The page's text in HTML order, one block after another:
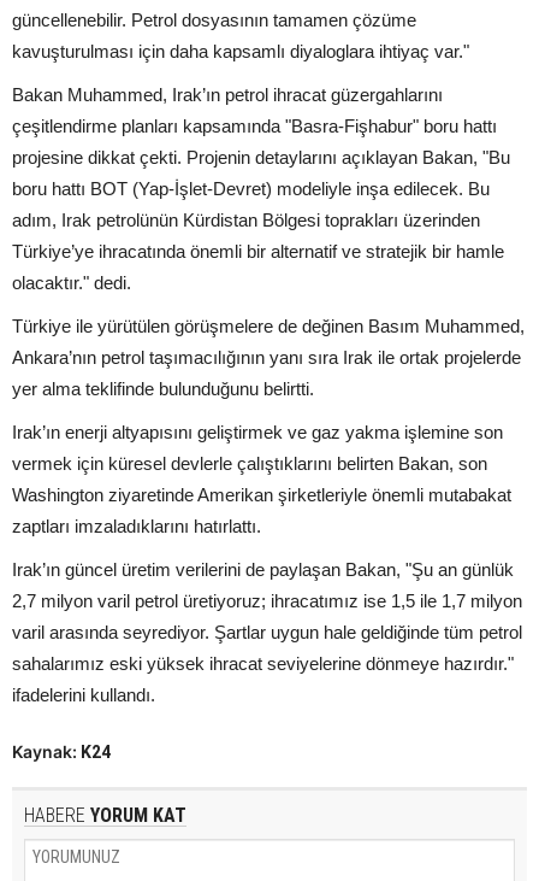
güncellenebilir. Petrol dosyasının tamamen çözüme
kavuşturulması için daha kapsamlı diyaloglara ihtiyaç var."
Bakan Muhammed, Irak’ın petrol ihracat güzergahlarını
çeşitlendirme planları kapsamında "Basra-Fişhabur" boru hattı
projesine dikkat çekti. Projenin detaylarını açıklayan Bakan, "Bu
boru hattı BOT (Yap-İşlet-Devret) modeliyle inşa edilecek. Bu
adım, Irak petrolünün Kürdistan Bölgesi toprakları üzerinden
Türkiye’ye ihracatında önemli bir alternatif ve stratejik bir hamle
olacaktır." dedi.
Türkiye ile yürütülen görüşmelere de değinen Basım Muhammed,
Ankara’nın petrol taşımacılığının yanı sıra Irak ile ortak projelerde
yer alma teklifinde bulunduğunu belirtti.
Irak’ın enerji altyapısını geliştirmek ve gaz yakma işlemine son
vermek için küresel devlerle çalıştıklarını belirten Bakan, son
Washington ziyaretinde Amerikan şirketleriyle önemli mutabakat
zaptları imzaladıklarını hatırlattı.
Irak’ın güncel üretim verilerini de paylaşan Bakan, "Şu an günlük
2,7 milyon varil petrol üretiyoruz; ihracatımız ise 1,5 ile 1,7 milyon
varil arasında seyrediyor. Şartlar uygun hale geldiğinde tüm petrol
sahalarımız eski yüksek ihracat seviyelerine dönmeye hazırdır."
ifadelerini kullandı.
Kaynak: K24
HABERE YORUM KAT